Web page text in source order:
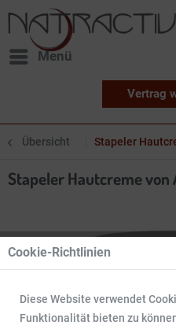
Menü
Vertrag
Übersicht Stapeler
Stapeler Hautcreme von
Cookie-Richtlinien
Diese Website verwendet
Funktionalität bieten zu